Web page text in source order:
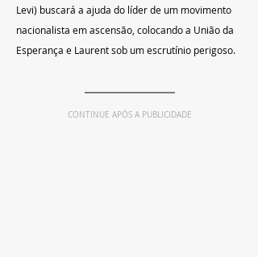
Levi) buscará a ajuda do líder de um movimento
nacionalista em ascensão, colocando a União da
Esperança e Laurent sob um escrutínio perigoso.
CONTINUE APÓS A PUBLICIDADE